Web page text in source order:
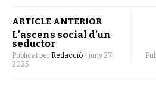
ARTICLE ANTERIOR
L’ascens social d’un
seductor
Publicat per Redacció - juny 27,
2025